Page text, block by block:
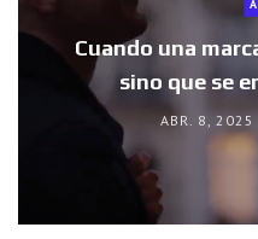
Cuando una
sino que se
ABR. 8, 2025